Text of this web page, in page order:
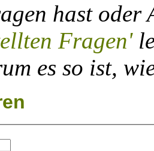
hast
Fragen'
es so ist,